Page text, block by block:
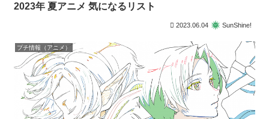
2023年 夏アニメ 気になるリスト
2023.06.04 SunShine!
プチ情報（アニメ）